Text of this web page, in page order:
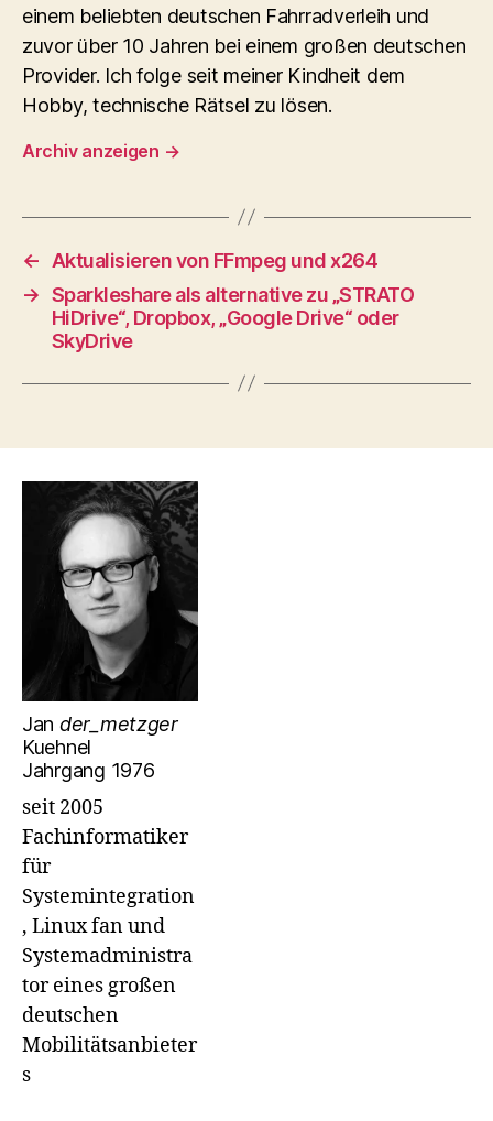
einem beliebten deutschen Fahrradverleih und
zuvor über 10 Jahren bei einem großen deutschen
Provider. Ich folge seit meiner Kindheit dem
Hobby, technische Rätsel zu lösen.
Archiv anzeigen →
←
Aktualisieren von FFmpeg und x264
→ Sparkleshare als alternative zu „STRATO
HiDrive“, Dropbox, „Google Drive“ oder
SkyDrive
Jan der_metzger
Kuehnel
Jahrgang 1976
seit 2005
Fachinformatiker
für
Systemintegration
, Linux fan und
Systemadministra
tor eines großen
deutschen
Mobilitätsanbieter
s